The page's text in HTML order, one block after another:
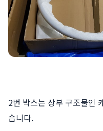
2번 박스는 상부 구조물인
습니다.